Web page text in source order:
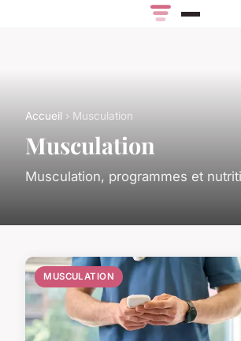
Accueil › Musculation
Musculation
Musculation, programmes et
MUSCULATION